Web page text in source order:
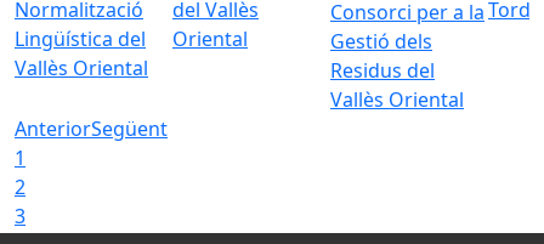
Normalització
Lingüística del
Vallès Oriental
del Vallès
Oriental
Consorci per a la
Gestió dels
Residus del
Vallès Oriental
AnteriorSegüent
1
2
3